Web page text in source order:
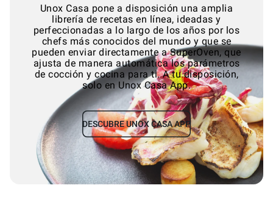
Unox Casa pone a disposición una amplia
librería de recetas en línea, ideadas y
perfeccionadas a lo largo de los años por los
chefs más conocidos del mundo y que se
pueden enviar directamente a SuperOven, que
ajusta de manera automática los parámetros
de cocción y cocina para ti. A tu disposición,
solo en Unox Casa App.
DESCUBRE UNOX CASA APP